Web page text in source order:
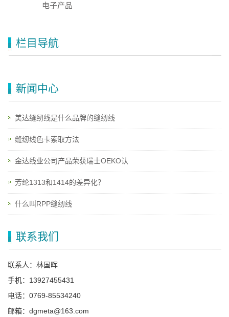
电子产品
栏目导航
新闻中心
美达缝纫线是什么品牌的缝纫线
缝纫线色卡索取方法
金达线业公司产品荣获瑞士OEKO认
芳纶1313和1414的差异化？
什么叫RPP缝纫线
联系我们
联系人：林国晖
手机：13927455431
电话：0769-85534240
邮箱：dgmeta@163.com